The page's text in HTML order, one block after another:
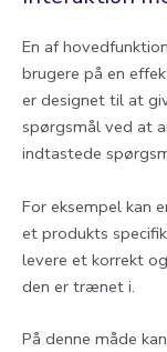
En af
brugere på en
er designet til at
spørgsmål ved at
indtastede
For eksempel kan
et produkts
levere et korrekt
den er trænet i.
På denne måde